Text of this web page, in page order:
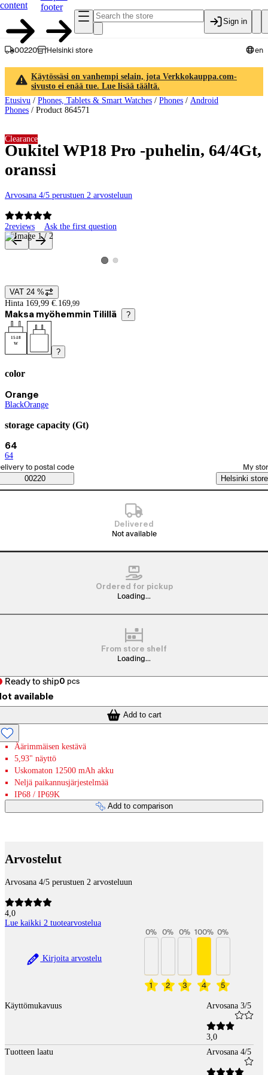
content
footer
Sign in
00220 Helsinki store en
Käytössäsi on vanhempi selain, jota Verkkokauppa.com-
sivusto ei enää tue. Lue lisää täältä.
Etusivu / Phones, Tablets & Smart Watches / Phones / Android
Phones / Product 864571
Oukitel WP18 Pro -puhelin, 64/4Gt,
oranssi
Arvosana 4/5 perustuen 2 arvosteluun
2reviews Ask the first question
Clearance
Product images and videos
View product image 1
View product image 2
Price details
VAT 24 %
Hinta 169,99 €. 169,99
Maksa myöhemmin Tilillä ?
15-18
W
?
color
Current selection Orange
Orange
Black(color)
Orange
storage capacity (Gt)
Current selection 64
64
64
Saatavuustiedot
order method
to postal code
00220
My
Helsinki store
Delivered
Not available
Ordered for pickup
Loading...
From store shelf
Loading...
Ready to ship0 pcs
available
Add to cart
Äärimmäisen kestävä
5,93" näyttö
Uskomaton 12500 mAh akku
Neljä paikannusjärjestelmää
IP68 / IP69K
Add to comparison
Arvostelut
Arvosana 4/5 perustuen 2 arvosteluun
4,0
Lue kaikki 2 tuotearvostelua
Kirjoita arvostelu
1
0%
2
0%
3
0%
4
100%
5
0%
Käyttömukavuus Arvosana 3/5
3,0
Tuotteen laatu
Arvosana 4/5